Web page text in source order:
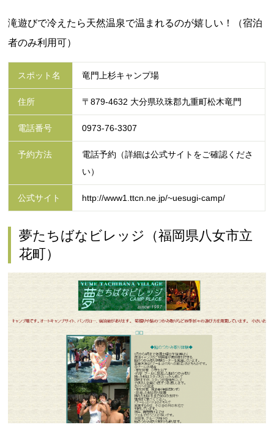
滝遊びで冷えたら天然温泉で温まれるのが嬉しい！（宿泊
者のみ利用可）
スポット名 竜門上杉キャンプ場
住所 〒879-4632 大分県玖珠郡九重町松木竜門
電話番号 0973-76-3307
予約方法
電話予約（詳細は公式サイトをご確認くださ
い）
公式サイト http://www1.ttcn.ne.jp/~uesugi-camp/
夢たちばなビレッジ（福岡県八女市立
花町）